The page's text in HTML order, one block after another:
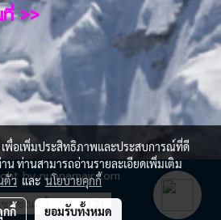
>>
by nuanamair.com
ชมขณะนี้ 121
เพื่อเพิ่มประสิทธิภาพและประสบการณ์ที่ดี
น ท่านสามารถอ่านรายละเอียดเพิ่มเติม
ตัวและนโยบายคุกกี้
กกี้ ยอมรับทั้งหมด